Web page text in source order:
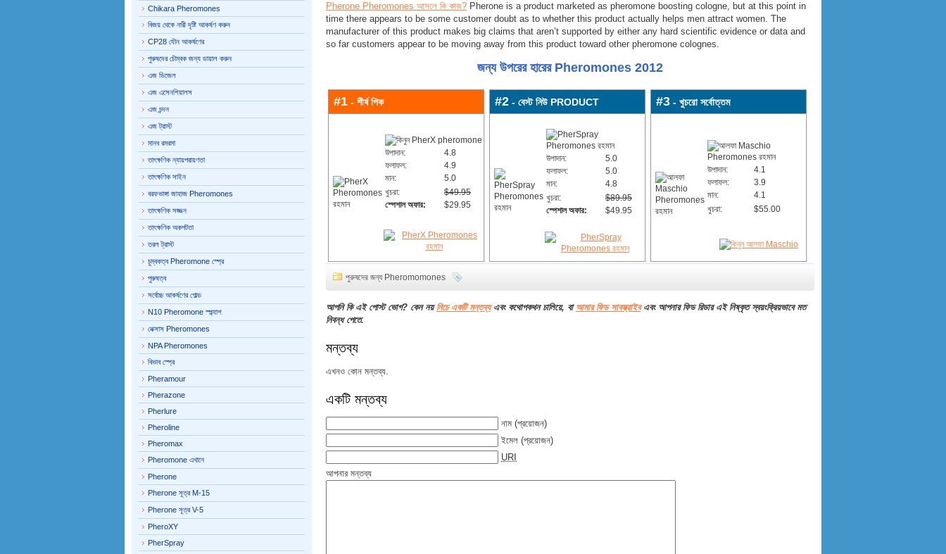
Pherone Pheromones আসলে কি কাজ? Pherone is a product marketed as pheromone boosting cologne, but at this point in
time there appears to be some customer doubt as to whether this product actually helps men attract women. The
manufacturer of this product makes big claims that aren’t supported by either any hard scientific evidence or data and
so far customers appear to be moving away from this product toward other pheromone colognes.
জন্য উপরের হারের Pheromones 2012
#1 - শীর্ষ পিক
উপাদান:
4.8
ফলাফল:
4.9
মান:
5.0
খুচরা:
$49.95
স্পেশাল অফার:
$29.95
#2 - বেস্ট নিউ PRODUCT
উপাদান:
5.0
ফলাফল:
5.0
মান:
4.8
খুচরা:
$89.95
স্পেশাল অফার:
$49.95
#3 - খুচরো সর্বোত্তম
উপাদান:
4.1
ফলাফল:
3.9
মান:
4.1
খুচরা:
$55.00
পুরুষদের জন্য Pheromomones
আপনি কি এই পোস্ট ভোগ? কেন নয় নিচে একটি মন্তব্যএবং কথোপকথন চালিয়ে, বা আমার ফিড সাবস্ক্রাইবএবং আপনার ফিড রিডার এই নিষ্কৃত স্বয়ংক্রিয়ভাবে মত
নিবন্ধ পেতে.
মন্তব্য
এখনও কোন মন্তব্য.
একটি মন্তব্য
নাম (প্রয়োজন)
ইমেল (প্রয়োজন)
URI
আপনার মন্তব্য
Chikara Pheromones
বিজয় থেকে নারী দৃষ্টি আকর্ষণ করুন
CP28 যৌন আকর্ষণের
পুরুষদের চৌম্বক জন্য ডায়াল করুন
এজ ডিজেল
এজ এসেনশিয়ালস
এজ চন্দন
এজ ট্রাস্ট
মানব রমরমা
তাৎক্ষণিক ন্যায়পরায়ণতা
তাৎক্ষণিক সাইন
বরফভাঙ্গা জাহাজ Pheromones
তাৎক্ষণিক সজ্জন
তাৎক্ষণিক অকপটতা
তরল ট্রাস্ট
চুম্বকত্ব Pheromone স্প্রে
পুরুষত্ব
সর্বোচ্চ আকর্ষণের গোল্ড
N10 Pheromone স্প্ল্যাশ
নেক্সাস Pheromones
NPA Pheromones
বিভাব স্প্রে
Pheramour
Pherazone
Pherlure
Pheroline
Pheromax
Pheromone এখানে
Pherone
Pherone সূত্র M-15
Pherone সূত্র V-5
PheroXY
PherSpray